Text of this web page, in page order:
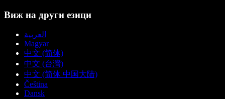
Виж на други езици
العربية
Magyar
中文 (简体)
中文 (台灣)
中文 (简体 中国大陆)
Čeština
Dansk